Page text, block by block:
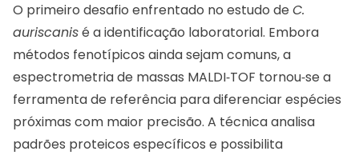
O primeiro desafio enfrentado no estudo de C.
auriscanisé a identificação laboratorial. Embora
métodos fenotípicos ainda sejam comuns, a
espectrometria de massas MALDI‑TOF tornou‑se a
ferramenta de referência para diferenciar espécies
próximas com maior precisão. A técnica analisa
padrões proteicos específicos e possibilita